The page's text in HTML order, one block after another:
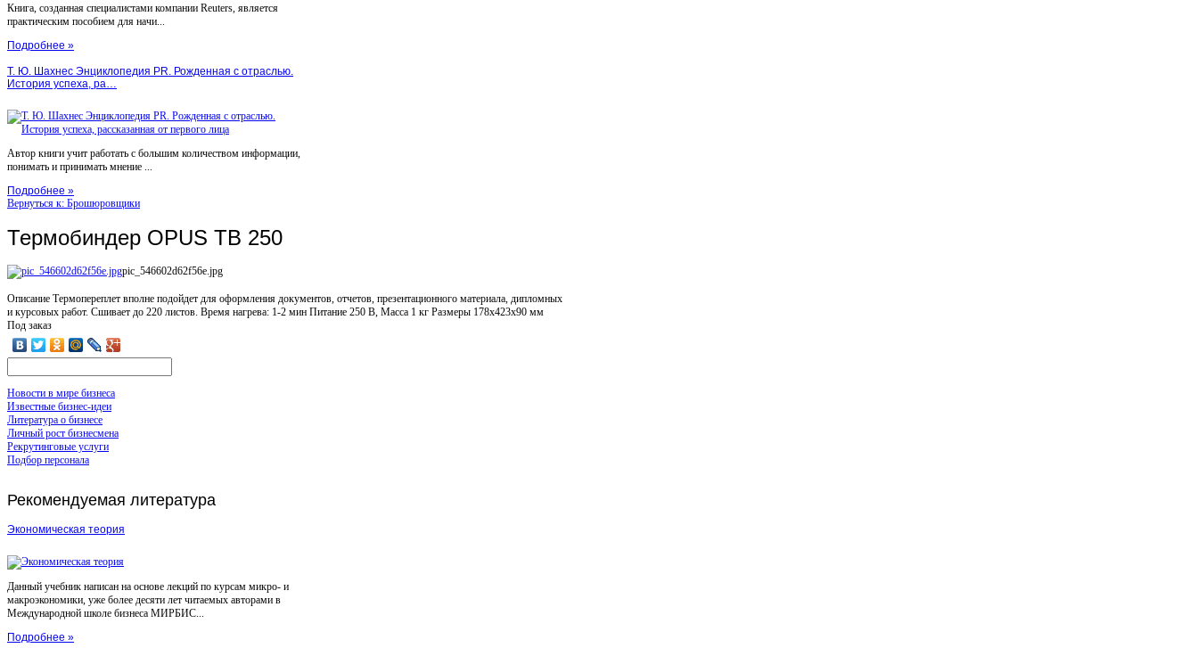
Книга, созданная специалистами компании Reuters, является
практическим пособием для начи...
Подробнее »
Т. Ю. Шахнес Энциклопедия PR. Рожденная с отраслью.
История успеха, ра…
Автор книги учит работать с большим количеством информации,
понимать и принимать мнение ...
Подробнее »
Вернуться к: Брошюровщики
Термобиндер OPUS TB 250
pic_546602d62f56e.jpg
Описание Термопереплет вполне подойдет для оформления документов, отчетов, презентационного материала, дипломных
и курсовых работ. Cшивает до 220 листов. Время нагрева: 1-2 мин Питание 250 В, Масса 1 кг Размеры 178х423х90 мм
Под заказ
Новости в мире бизнеса
Известные бизнес-идеи
Литература о бизнесе
Личный рост бизнесмена
Рекрутинговые услуги
Подбор персонала
Рекомендуемая литература
Экономическая теория
Данный учебник написан на основе лекций по курсам микро- и
макроэкономики, уже более десяти лет читаемых авторами в
Международной школе бизнеса МИРБИС...
Подробнее »